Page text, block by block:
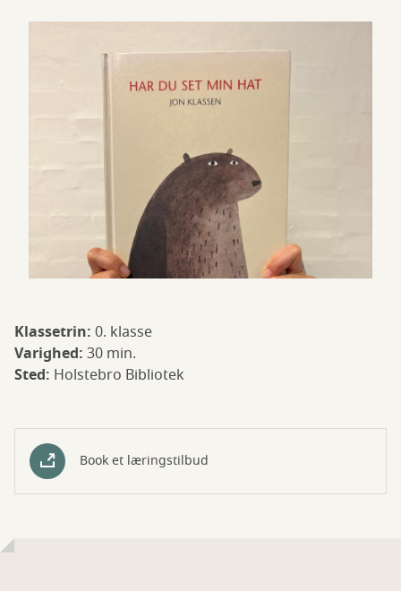
Klassetrin: 0. klasse
Varighed: 30 min.
Sted: Holstebro Bibliotek
Book et læringstilbud